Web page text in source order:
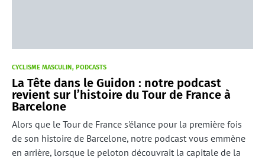
CYCLISME MASCULIN PODCASTS
La Tête dans le Guidon : notre podcast
revient sur l’histoire du Tour de France à
Barcelone
Alors que le Tour de France s'élance pour la première fois
de son histoire de Barcelone, notre podcast vous emmène
en arrière, lorsque le peloton découvrait la capitale de la